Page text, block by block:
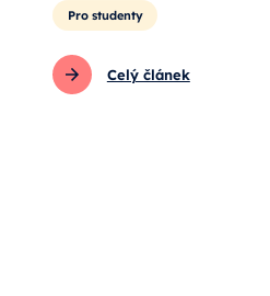
Pro studenty
Celý článek